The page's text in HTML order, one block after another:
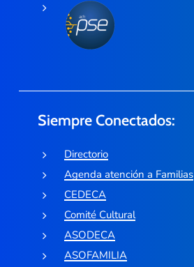
Siempre Conectados:
Directorio
Agenda atención a Familias
CEDECA
Comité Cultural
ASODECA
ASOFAMILIA